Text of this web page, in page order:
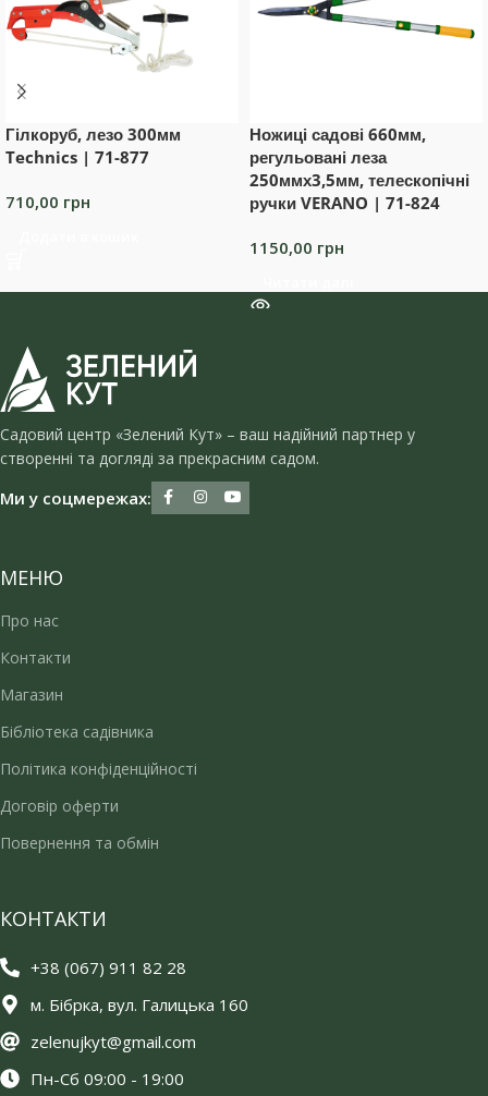
Гілкоруб, лезо 300мм
Technics | 71-877
710,00 грн
Ножиці садові 660мм,
регульовані леза
250ммх3,5мм, телескопічні
ручки VERANO | 71-824
1150,00 грн
Садовий центр «Зелений Кут» – ваш надійний партнер у
створенні та догляді за прекрасним садом.
Ми у соцмережах:
МЕНЮ
Про нас
Контакти
Магазин
Бібліотека садівника
Політика конфіденційності
Договір оферти
Повернення та обмін
КОНТАКТИ
+38 (067) 911 82 28
м. Бібрка, вул. Галицька 160
zelenujkyt@gmail.com
Пн-Сб 09:00 - 19:00